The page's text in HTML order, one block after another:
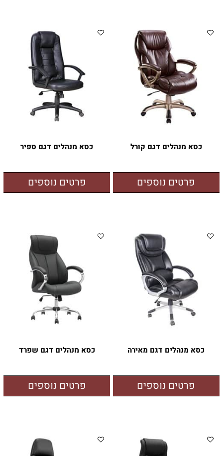
כסא מנהלים דגם קורל
פרטים נוספים
כסא מנהלים דגם ספיר
פרטים נוספים
כסא מנהלים דגם מאירה
פרטים נוספים
כסא מנהלים דגם שפרד
פרטים נוספים